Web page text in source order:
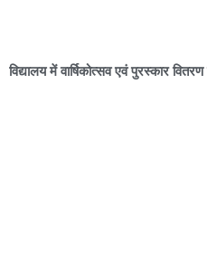
विद्यालय में वार्षिकोत्सव एवं पुरस्कार